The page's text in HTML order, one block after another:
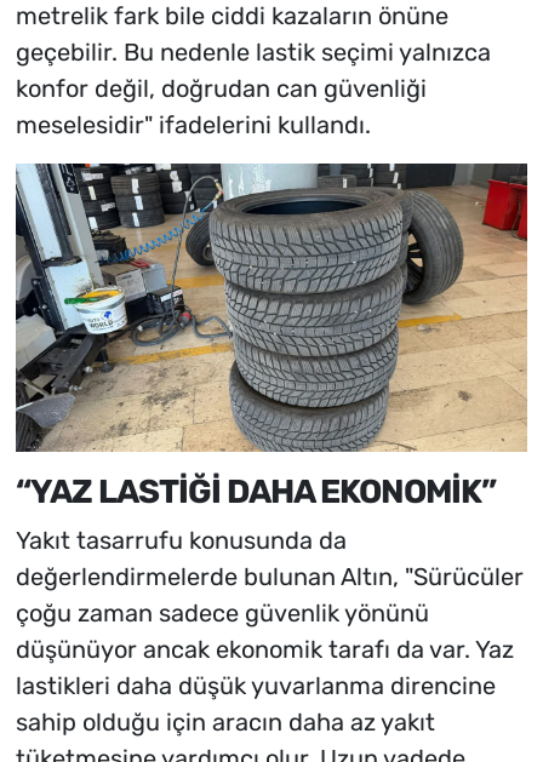
metrelik fark bile ciddi kazaların önüne
geçebilir. Bu nedenle lastik seçimi yalnızca
konfor değil, doğrudan can güvenliği
meselesidir" ifadelerini kullandı.
“YAZ LASTİĞİ DAHA EKONOMİK”
Yakıt tasarrufu konusunda da
değerlendirmelerde bulunan Altın, "Sürücüler
çoğu zaman sadece güvenlik yönünü
düşünüyor ancak ekonomik tarafı da var. Yaz
lastikleri daha düşük yuvarlanma direncine
sahip olduğu için aracın daha az yakıt